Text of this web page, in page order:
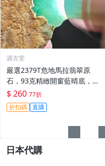
源古堂
嚴選2379T危地馬拉翡翠原
石，93克精緻開窗藍晴底，每
日晚11點截標。真實拍賣，成
交保證。 危地馬拉 碧玉 翡翠
$ 260 77折
折扣碼 直購
日本代購